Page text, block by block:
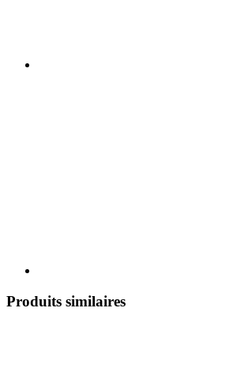
Produits similaires